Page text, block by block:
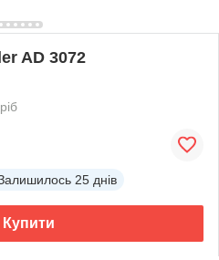
AD 3072
25 днів
Купити